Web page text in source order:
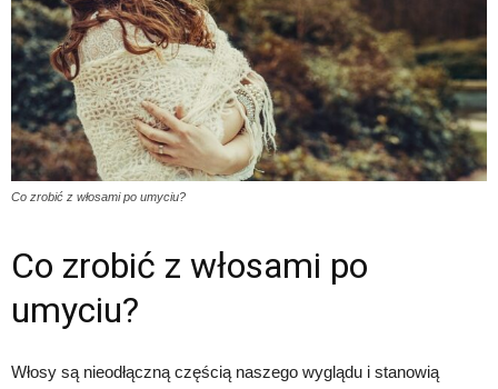
Co zrobić z włosami po umyciu?
Co zrobić z włosami po
umyciu?
Włosy są nieodłączną częścią naszego wyglądu i stanowią